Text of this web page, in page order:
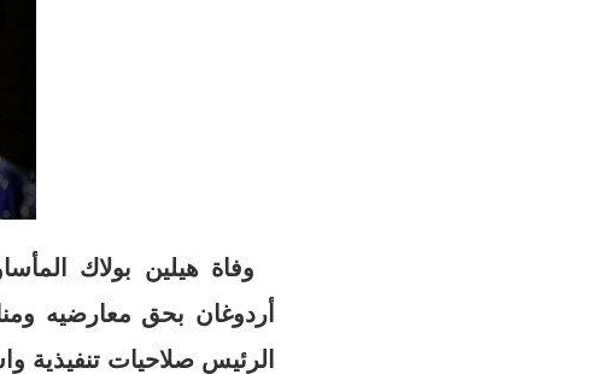
وفاة هيلين بولاك
أردوغان بحق معارضيه
الرئيس صلاحيات تنفيذية